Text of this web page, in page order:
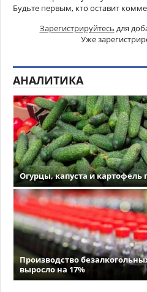
Будьте первым, кто оставит
Зарегистрируйтесь для
Уже
АНАЛИТИКА
Огурцы, капуста и
Производство
выросло на 17%